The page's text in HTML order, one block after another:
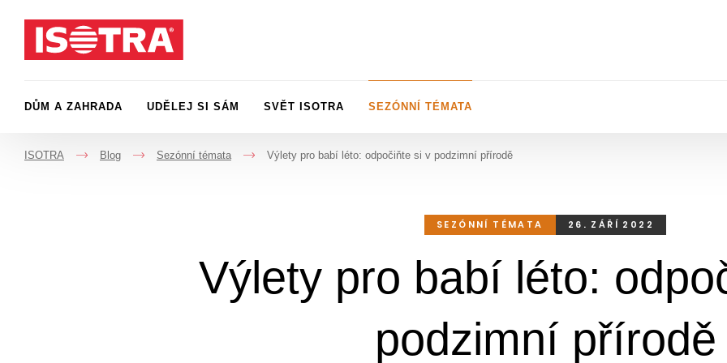
DŮM A ZAHRADA UDĚLEJ SI SÁM SVĚT ISOTRA SEZÓNNÍ TÉMATA
ISOTRA
->
Blog
->
Sezónní témata
->
Výlety pro babí léto: odpočiňte si v podzimní přírodě
SEZÓNNÍ TÉMATA 26. ZÁŘÍ 2022
Výlety pro babí léto:
podzimní přírodě